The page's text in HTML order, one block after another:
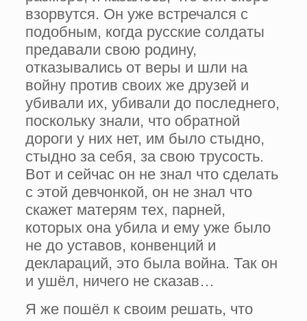
взорвутся. Он уже встречался с
подобным, когда русские солдаты
предавали свою родину,
отказывались от веры и шли на
войну против своих же друзей и
убивали их, убивали до последнего,
поскольку знали, что обратной
дороги у них нет, им было стыдно,
стыдно за себя, за свою трусость.
Вот и сейчас он не знал что сделать
с этой девчонкой, он не знал что
скажет матерям тех, парней,
которых она убила и ему уже было
не до уставов, конвенций и
деклараций, это была война. Так он
и ушёл, ничего не сказав…
Я же пошёл к своим решать, что